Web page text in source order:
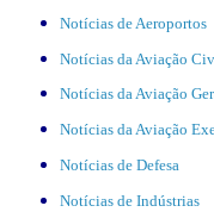
Notícias de Aeroportos
Notícias da Aviação
Notícias da Aviação
Notícias da Aviação
Notícias de Defesa
Notícias de Indústrias